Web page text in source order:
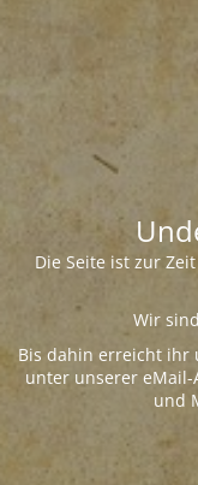
Die Seite ist zur
Wir
Bis dahin erreicht ihr
unter unserer eMail-
und